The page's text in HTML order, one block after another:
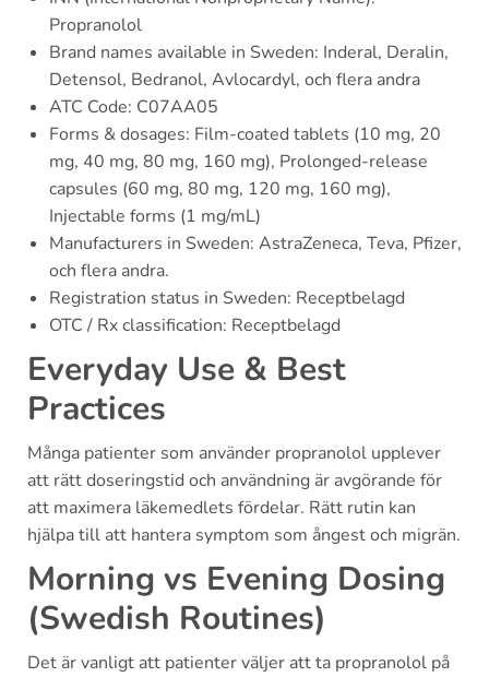
Propranolol
Brand names available in Sweden: Inderal, Deralin,
Detensol, Bedranol, Avlocardyl, och flera andra
ATC Code: C07AA05
Forms & dosages: Film-coated tablets (10 mg, 20
mg, 40 mg, 80 mg, 160 mg), Prolonged-release
capsules (60 mg, 80 mg, 120 mg, 160 mg),
Injectable forms (1 mg/mL)
Manufacturers in Sweden: AstraZeneca, Teva, Pfizer,
och flera andra.
Registration status in Sweden: Receptbelagd
OTC / Rx classification: Receptbelagd
Everyday Use & Best
Practices
Många patienter som använder propranolol upplever
att rätt doseringstid och användning är avgörande för
att maximera läkemedlets fördelar. Rätt rutin kan
hjälpa till att hantera symptom som ångest och migrän.
Morning vs Evening Dosing
(Swedish Routines)
Det är vanligt att patienter väljer att ta propranolol på